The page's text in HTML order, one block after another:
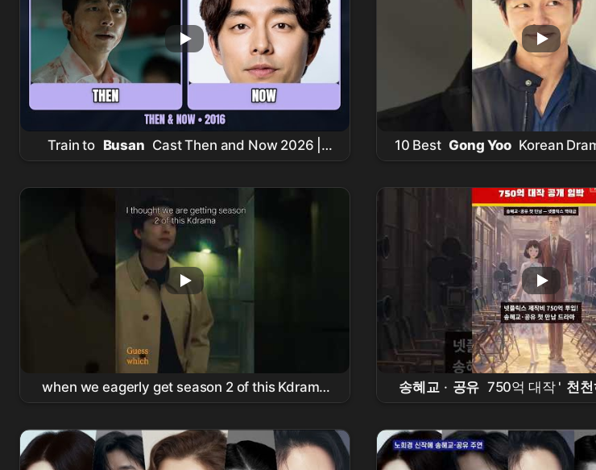
Train to Busan Cast Then and Now 2026 |
Gong Yoo , Kim Su-an, Don Lee & Full
10 Best Gong Yoo Korean
Ranked! (2026 Ultimate Guide)
when we eagerly get season 2 of this Kdrama
#korean #koreanshows # gongyoo #bts
송혜교 · 공유 750억 대작 ' 천천
영 완료